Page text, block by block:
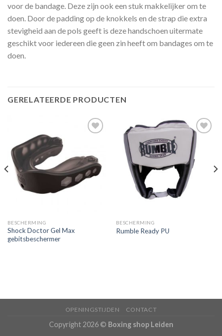
voor de bandage. Deze zijn ook een stuk makkelijker om te
doen. Door de padding op de knokkels en de strap die extra
stevigheid aan de pols geeft is deze handschoen uitermate
geschikt voor iedereen die geen zin heeft om bandages om te
doen.
GERELATEERDE PRODUCTEN
verlanglijst
BESCHERMING
Shock Doctor Gel Max
gebitsbeschermer
Toevoegen
aan
verlanglijst
BESCHERMING
Rumble Ready PU
OPENINGSTIJDEN CONTACT
Copyright 2026 © Boxing shop Leiden